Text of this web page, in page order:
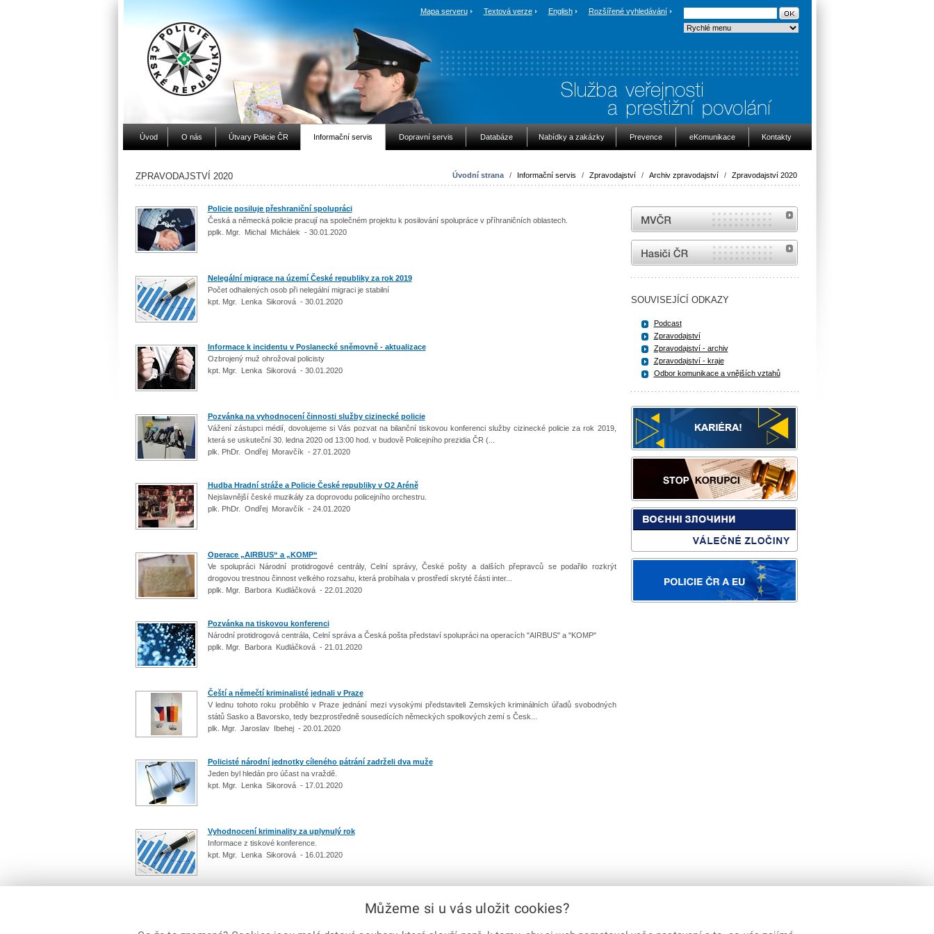
Mapa serveru Textová verze English Rozšířené vyhledávání
Úvod O nás Útvary Policie ČR Informační servis Dopravní servis Databáze Nabídky a zakázky Prevence eKomunikace Kontakty
Úvodní strana / Informační servis / Zpravodajství / Archiv zpravodajství / Zpravodajství 2020
ZPRAVODAJSTVÍ 2020
Policie posiluje přeshraniční spolupráci
Česká a německá policie pracují na společném projektu k posilování spolupráce v příhraničních oblastech.
pplk. Mgr. Michal Michálek - 30.01.2020
Nelegální migrace na území České republiky za rok 2019
Počet odhalených osob při nelegální migraci je stabilní
kpt. Mgr. Lenka Sikorová - 30.01.2020
Informace k incidentu v Poslanecké sněmovně - aktualizace
Ozbrojený muž ohrožoval policisty
kpt. Mgr. Lenka Sikorová - 30.01.2020
Pozvánka na vyhodnocení činnosti služby cizinecké policie
Vážení zástupci médií, dovolujeme si Vás pozvat na bilanční tiskovou konferenci služby cizinecké policie za rok 2019,
která se uskuteční 30. ledna 2020 od 13:00 hod. v budově Policejního prezidia ČR (...
plk. PhDr. Ondřej Moravčík - 27.01.2020
Hudba Hradní stráže a Policie České republiky v O2 Aréně
Nejslavnější české muzikály za doprovodu policejního orchestru.
plk. PhDr. Ondřej Moravčík - 24.01.2020
Operace „AIRBUS“ a „KOMP“
Ve spolupráci Národní protidrogové centrály, Celní správy, České pošty a dalších přepravců se podařilo rozkrýt
drogovou trestnou činnost velkého rozsahu, která probíhala v prostředí skryté části inter...
pplk. Mgr. Barbora Kudláčková - 22.01.2020
Pozvánka na tiskovou konferenci
Národní protidrogová centrála, Celní správa a Česká pošta představí spolupráci na operacích "AIRBUS" a "KOMP"
pplk. Mgr. Barbora Kudláčková - 21.01.2020
Čeští a němečtí kriminalisté jednali v Praze
V lednu tohoto roku proběhlo v Praze jednání mezi vysokými představiteli Zemských kriminálních úřadů svobodných
států Sasko a Bavorsko, tedy bezprostředně sousedících německých spolkových zemí s Česk...
plk. Mgr. Jaroslav Ibehej - 20.01.2020
Policisté národní jednotky cíleného pátrání zadrželi dva muže
Jeden byl hledán pro účast na vraždě.
kpt. Mgr. Lenka Sikorová - 17.01.2020
Vyhodnocení kriminality za uplynulý rok
Informace z tiskové konference.
kpt. Mgr. Lenka Sikorová - 16.01.2020
MVČR
internetové stránky Hasiči ČR
SOUVISEJÍCÍ ODKAZY
Podcast
Zpravodajství
Zpravodajství - archiv
Zpravodajství - kraje
Odbor komunikace a vnějších vztahů
Můžeme si u vás uložit cookies?